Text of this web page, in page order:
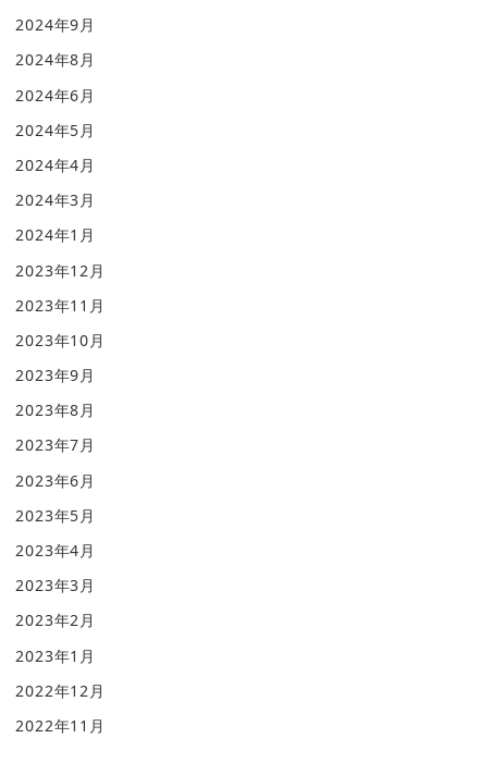
2024年9月
2024年8月
2024年6月
2024年5月
2024年4月
2024年3月
2024年1月
2023年12月
2023年11月
2023年10月
2023年9月
2023年8月
2023年7月
2023年6月
2023年5月
2023年4月
2023年3月
2023年2月
2023年1月
2022年12月
2022年11月